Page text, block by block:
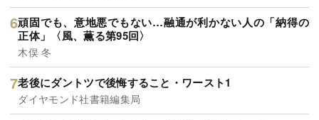
頑固でも、意地悪でもない…融通が利かない人の「納得の
正体」〈風、薫る第95回〉
木俣 冬
老後にダントツで後悔すること・ワースト1
ダイヤモンド社書籍編集局